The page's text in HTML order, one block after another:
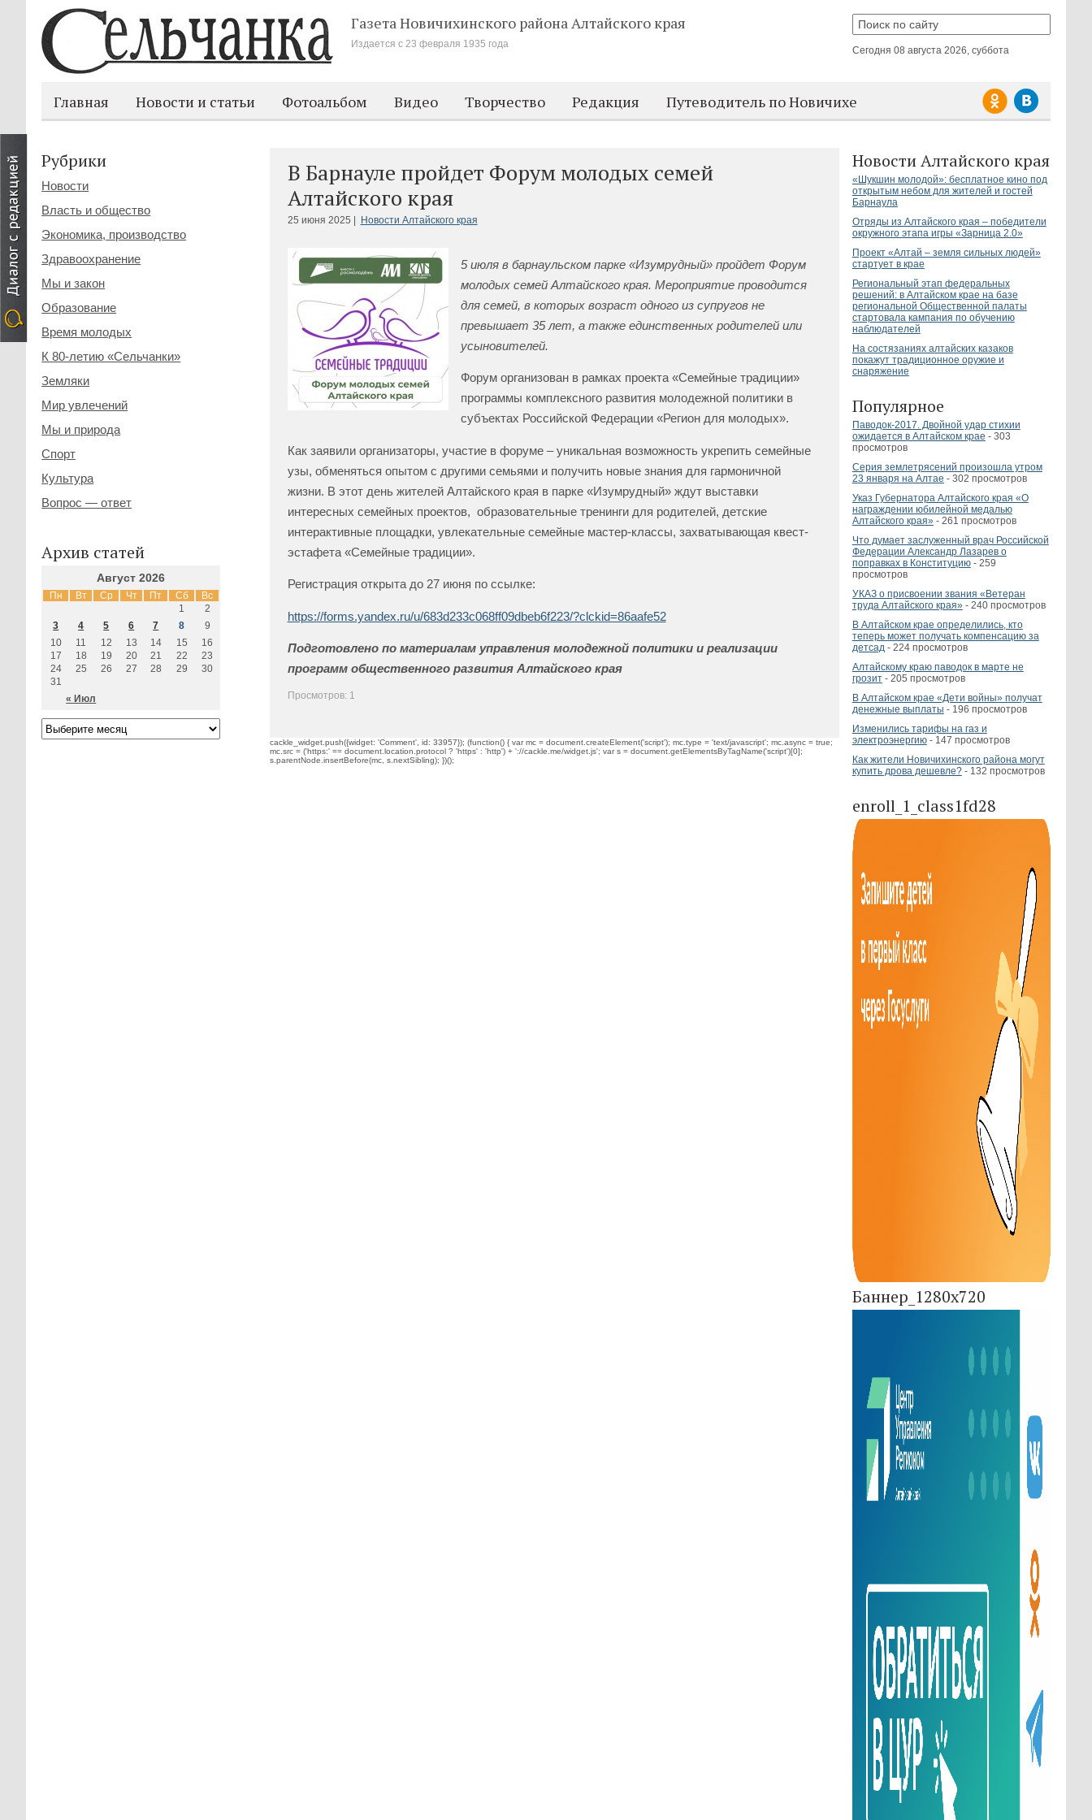
Газета Новичихинского районаАлтайского края
Издается с 23 февраля 1935 года
Сегодня 08 августа 2026, суббота
Главная Новости и статьи Фотоальбом Видео Творчество Редакция Путеводитель по Новичихе
Новости Алтайского края
«Шукшин молодой»: бесплатное кино под
открытым небом для жителей и гостей
Барнаула
Отряды из Алтайского края – победители
окружного этапа игры «Зарница 2.0»
Проект «Алтай – земля сильных людей»
стартует в крае
Региональный этап федеральных
решений: в Алтайском крае на базе
региональной Общественной палаты
стартовала кампания по обучению
наблюдателей
На состязаниях алтайских казаков
покажут традиционное оружие и
снаряжение
Популярное
Паводок-2017. Двойной удар стихии
ожидается в Алтайском крае - 303
просмотров
Серия землетрясений произошла утром
23 января на Алтае - 302 просмотров
Указ Губернатора Алтайского края «О
награждении юбилейной медалью
Алтайского края»- 261 просмотров
Что думает заслуженный врач Российской
Федерации Александр Лазарев о
поправках в Конституцию- 259
просмотров
УКАЗ о присвоении звания «Ветеран
труда Алтайского края»- 240 просмотров
В Алтайском крае определились, кто
теперь может получать компенсацию за
детсад- 224 просмотров
Алтайскому краю паводок в марте не
грозит- 205 просмотров
В Алтайском крае «Дети войны» получат
денежные выплаты - 196 просмотров
Изменились тарифы на газ и
электроэнергию- 147 просмотров
Как жители Новичихинского района могут
купить дрова дешевле?- 132 просмотров
enroll_1_class1fd28
Баннер_1280x720
В Барнауле пройдет Форум молодых семей
Алтайского края
25 июня 2025 | Новости Алтайского края
5 июля в барнаульском парке «Изумрудный» пройдет Форум
молодых семей Алтайского края. Мероприятие проводится
для семей, в которых возраст одного из супругов не
превышает 35 лет, а также единственных родителей или
усыновителей.
Форум организован в рамках проекта «Семейные традиции»
программы комплексного развития молодежной политики в
субъектах Российской Федерации «Регион для молодых».
Как заявили организаторы, участие в форуме – уникальная возможность укрепить семейные
узы, обменяться опытом с другими семьями и получить новые знания для гармоничной
жизни. В этот день жителей Алтайского края в парке «Изумрудный» ждут выставки
интересных семейных проектов, образовательные тренинги для родителей, детские
интерактивные площадки, увлекательные семейные мастер-классы, захватывающая квест-
эстафета «Семейные традиции».
Регистрация открыта до 27 июня по ссылке:
https://forms.yandex.ru/u/683d233c068ff09dbeb6f223/?clckid=86aafe52
Подготовлено по материалам управления молодежной политики и реализации
программ общественного развития Алтайского края
Просмотров: 1
cackle_widget.push({widget: 'Comment', id: 33957}); (function() { var mc = document.createElement('script'); mc.type = 'text/javascript'; mc.async = true;
mc.src = ('https:' == document.location.protocol ? 'https' : 'http') + '://cackle.me/widget.js'; var s = document.getElementsByTagName('script')[0];
s.parentNode.insertBefore(mc, s.nextSibling); })();
Рубрики
Новости
Власть и общество
Экономика, производство
Здравоохранение
Мы и закон
Образование
Время молодых
К 80-летию «Сельчанки»
Земляки
Мир увлечений
Мы и природа
Спорт
Культура
Вопрос — ответ
Архив статей
Август 2026
Пн Вт Ср Чт Пт Сб Вс
« Июл
1
2
3
4 5 6 7 8
9
10
11 12 13 14 15
16
17
18 19 20 21 22
23
24
25 26 27 28 29
30
31